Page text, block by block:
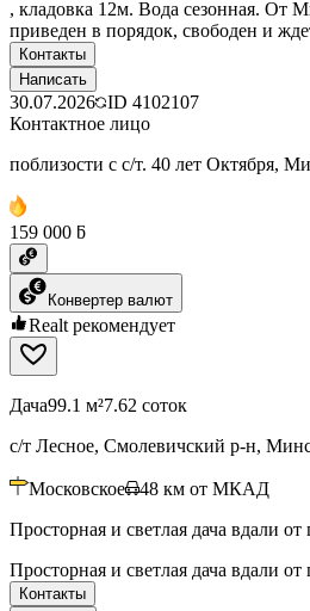
, кладовка 12м. Вода сезонная. От
приведен в порядок, свободен и
Контакты
Написать
30.07.2026 ID 4102107
Контактное лицо
поблизости с с/т. 40 лет Октября,
159 000 ƃ
Конвертер валют
Realt рекомендует
Дача99.1 м²7.62 соток
с/т Лесное, Смолевичский р-н,
Московское 48 км от МКАД
Просторная и светлая дача вдали от
Просторная и светлая дача вдали от
Контакты